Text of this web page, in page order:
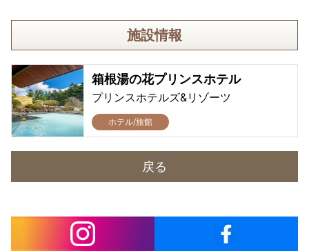
施設情報
箱根湯の花プリンスホテル
プリンスホテルズ&リゾーツ
ホテル/旅館
戻る